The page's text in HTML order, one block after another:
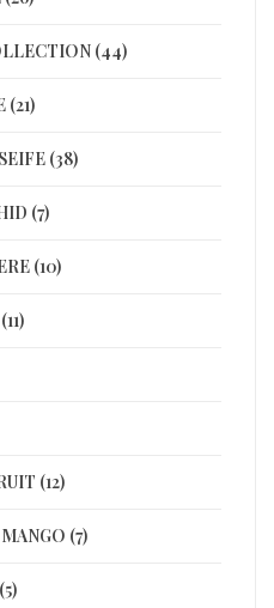
(44)
(21)
(38)
(7)
(10)
(12)
(7)